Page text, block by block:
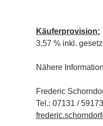
Käuferprovision:
3,57 % inkl.
Nähere
Frederic
Tel.: 07131 /